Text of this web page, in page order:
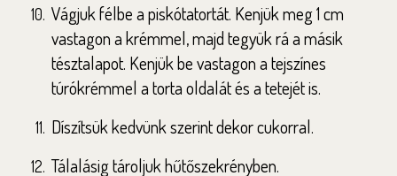
Vágjuk félbe a piskótatortát. Kenjük meg 1 cm
vastagon a krémmel, majd tegyük rá a másik
tésztalapot. Kenjük be vastagon a tejszínes
túrókrémmel a torta oldalát és a tetejét is.
Díszítsük kedvünk szerint dekor cukorral.
Tálalásig tároljuk hűtőszekrényben.